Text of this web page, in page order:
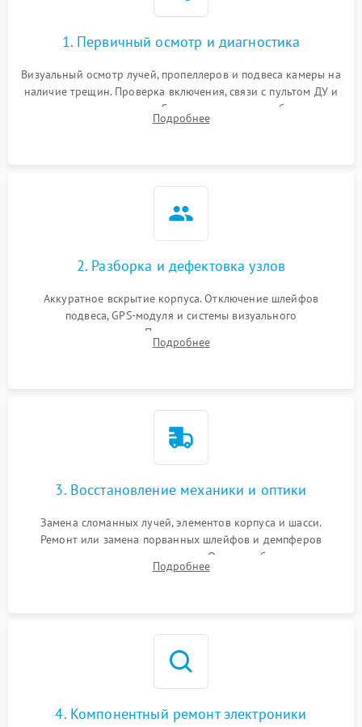
1. Первичный осмотр и диагностика
Визуальный осмотр лучей, пропеллеров и подвеса камеры на
наличие трещин. Проверка включения, связи с пультом ДУ и
передачи видеосигнала. Считывание логов ошибок через
полетное ПО для определения характера неисправности.
Подробнее
2. Разборка и дефектовка узлов
Аккуратное вскрытие корпуса. Отключение шлейфов
подвеса, GPS-модуля и системы визуального
позиционирования. Проверка полетного контроллера,
регуляторов оборотов (ESC) и бесколлекторных моторов на
Подробнее
3. Восстановление механики и оптики
Замена сломанных лучей, элементов корпуса и шасси.
Ремонт или замена порванных шлейфов и демпферов
трехосевого подвеса камеры. Очистка объектива,
восстановление механизма фокусировки. Установка новых
Подробнее
4. Компонентный ремонт электроники